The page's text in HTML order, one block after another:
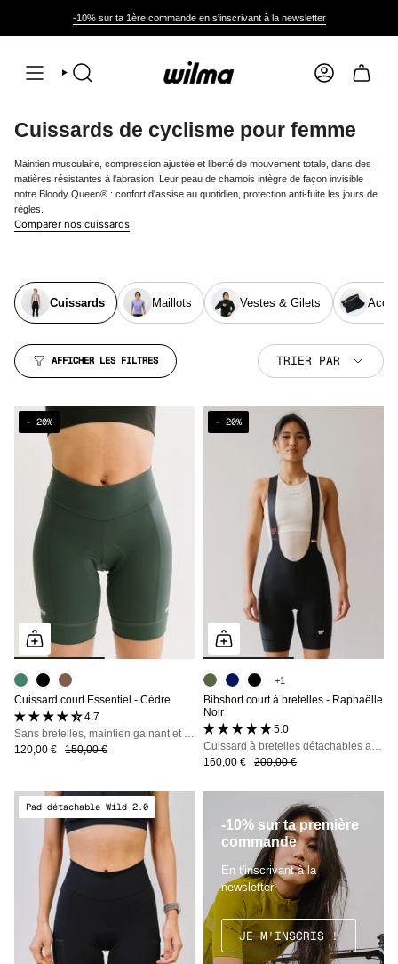
-10% sur ta 1ère commande en s'inscrivant à la newsletter
RECHERCHE COMPTE
Cuissards de cyclisme pour femme
Maintien musculaire, compression ajustée et liberté de mouvement totale, dans des
matières résistantes à l'abrasion. Leur peau de chamois intègre de façon invisible
notre Bloody Queen® : confort d'assise au quotidien, protection anti-fuite les jours de
règles.
Comparer nos cuissards
Cuissards Maillots Vestes & Gilets
AFFICHER LES FILTRES
Trier
par
TRIER PAR
- 20%
Cuissard court Essentiel - Cèdre
4.7 (51 avis)
120,00 €
150,00 €
- 20%
+1
Bibshort court à bretelles - Raphaëlle
Noir
5.0 (53 avis)
160,00 €
200,00 €
Pad détachable Wild 2.0
-10% sur ta première
commande
En t'inscrivant à la
newsletter
JE M'INSCRIS !